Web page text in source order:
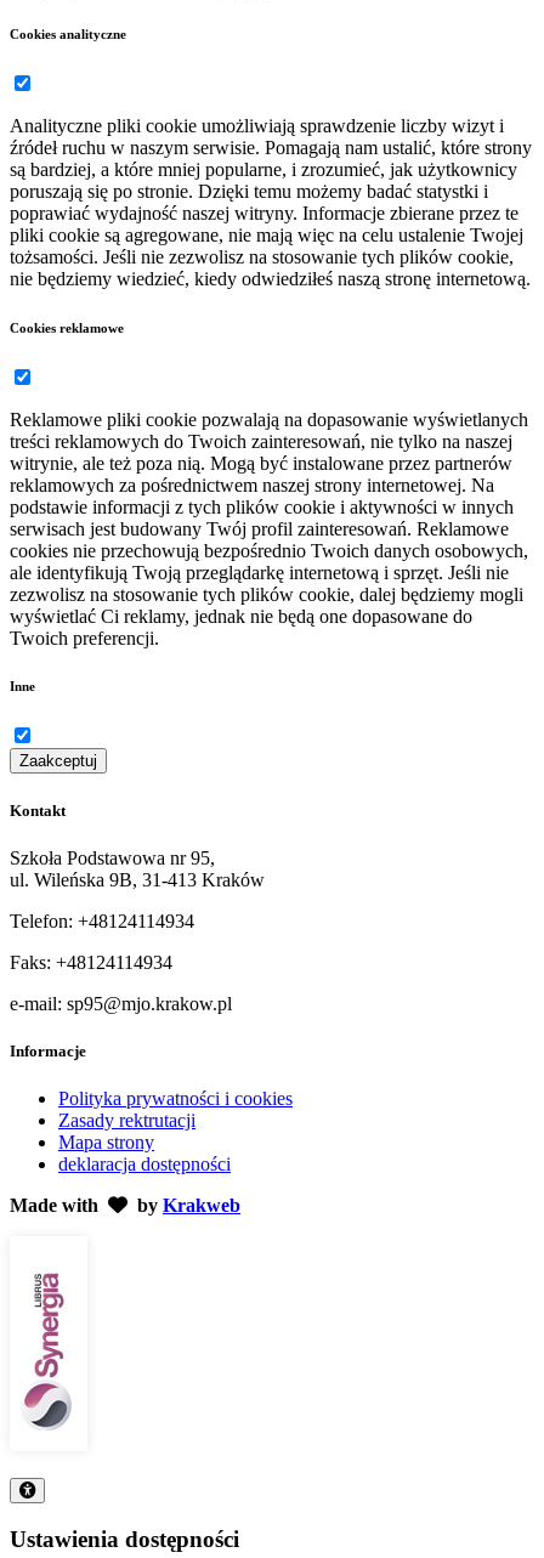
Cookies analityczne
Analityczne pliki cookie umożliwiają sprawdzenie liczby wizyt i
źródeł ruchu w naszym serwisie. Pomagają nam ustalić, które strony
są bardziej, a które mniej popularne, i zrozumieć, jak użytkownicy
poruszają się po stronie. Dzięki temu możemy badać statystki i
poprawiać wydajność naszej witryny. Informacje zbierane przez te
pliki cookie są agregowane, nie mają więc na celu ustalenie Twojej
tożsamości. Jeśli nie zezwolisz na stosowanie tych plików cookie,
nie będziemy wiedzieć, kiedy odwiedziłeś naszą stronę internetową.
Cookies reklamowe
Reklamowe pliki cookie pozwalają na dopasowanie wyświetlanych
treści reklamowych do Twoich zainteresowań, nie tylko na naszej
witrynie, ale też poza nią. Mogą być instalowane przez partnerów
reklamowych za pośrednictwem naszej strony internetowej. Na
podstawie informacji z tych plików cookie i aktywności w innych
serwisach jest budowany Twój profil zainteresowań. Reklamowe
cookies nie przechowują bezpośrednio Twoich danych osobowych,
ale identyfikują Twoją przeglądarkę internetową i sprzęt. Jeśli nie
zezwolisz na stosowanie tych plików cookie, dalej będziemy mogli
wyświetlać Ci reklamy, jednak nie będą one dopasowane do
Twoich preferencji.
Inne
Zaakceptuj
Kontakt
Szkoła Podstawowa nr 95,
ul. Wileńska 9B, 31-413 Kraków
Telefon: +48124114934
Faks: +48124114934
e-mail: sp95@mjo.krakow.pl
Informacje
Polityka prywatności i cookies
Zasady rektrutacji
Mapa strony
deklaracja dostępności
Made with
by Krakweb
Ustawienia dostępności